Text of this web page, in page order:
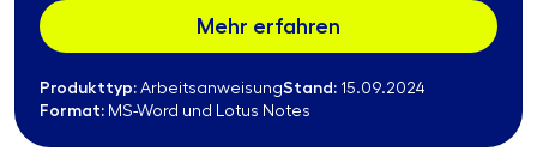
Mehr erfahren
Produkttyp: ArbeitsanweisungStand: 15.09.2024
Format: MS-Word und Lotus Notes